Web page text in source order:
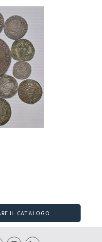
IL CATALOGO